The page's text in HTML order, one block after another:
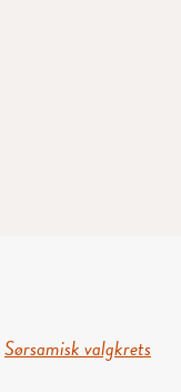
Sørsamisk valgkrets